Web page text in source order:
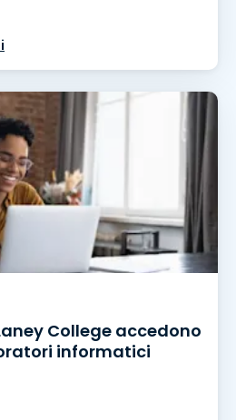
College accedono
informatici